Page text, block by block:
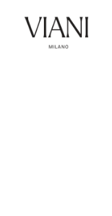
Viani Milano